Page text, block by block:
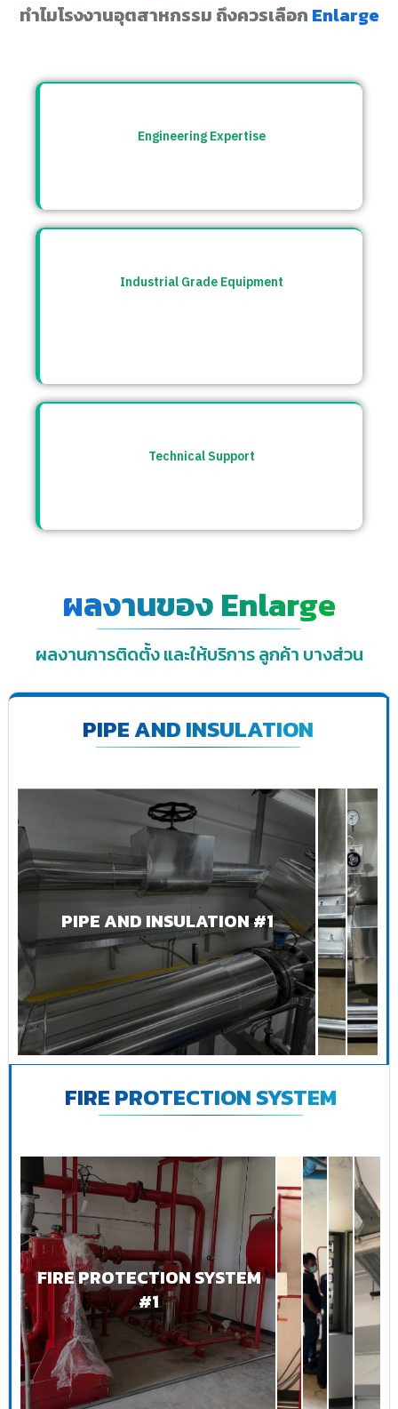
ทำไมโรงงานอุตสาหกรรม ถึงควรเลือก Enlarge
Engineering Expertise
Industrial Grade Equipment
Technical Support
ผลงานของ Enlarge
ผลงานการติดตั้ง และให้บริการ ลูกค้า บางส่วน
PIPE AND INSULATION
PIPE AND INSULATION #1
FIRE PROTECTION SYSTEM
FIRE PROTECTION SYSTEM
#1